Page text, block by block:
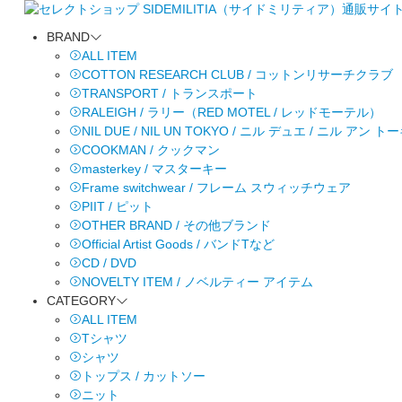
BRAND
ALL ITEM
COTTON RESEARCH CLUB / コットンリサーチクラブ
TRANSPORT / トランスポート
RALEIGH / ラリー（RED MOTEL / レッドモーテル）
NIL DUE / NIL UN TOKYO / ニル デュエ / ニル アン トー
COOKMAN / クックマン
masterkey / マスターキー
Frame switchwear / フレーム スウィッチウェア
PIIT / ピット
OTHER BRAND / その他ブランド
Official Artist Goods / バンドTなど
CD / DVD
NOVELTY ITEM / ノベルティー アイテム
CATEGORY
ALL ITEM
Tシャツ
シャツ
トップス / カットソー
ニット